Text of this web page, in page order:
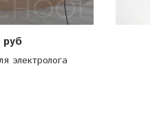
электролога